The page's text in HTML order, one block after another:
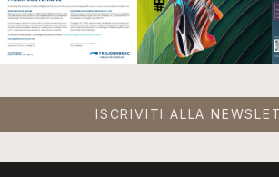
ISCRIVITI ALLA